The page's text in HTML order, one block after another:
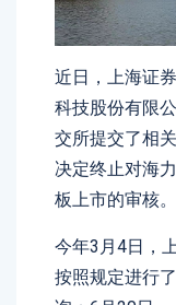
近日，上海证
科技股份有限
交所提交了相
决定终止对海
板上市的审核。
今年3月4日，
按照规定进行